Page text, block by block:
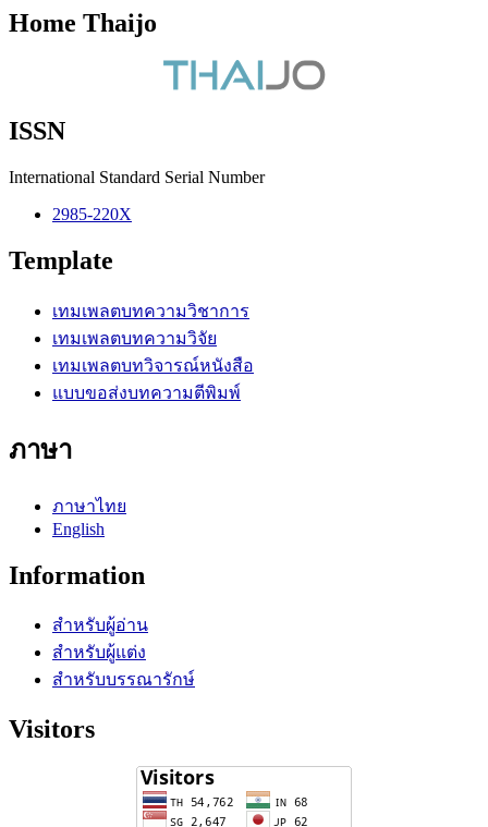
Home Thaijo
ISSN
International Standard Serial Number
2985-220X
Template
เทมเพลตบทความวิชาการ
เทมเพลตบทความวิจัย
เทมเพลตบทวิจารณ์หนังสือ
แบบขอส่งบทความตีพิมพ์
ภาษา
ภาษาไทย
English
Information
สำหรับผู้อ่าน
สำหรับผู้แต่ง
สำหรับบรรณารักษ์
Visitors